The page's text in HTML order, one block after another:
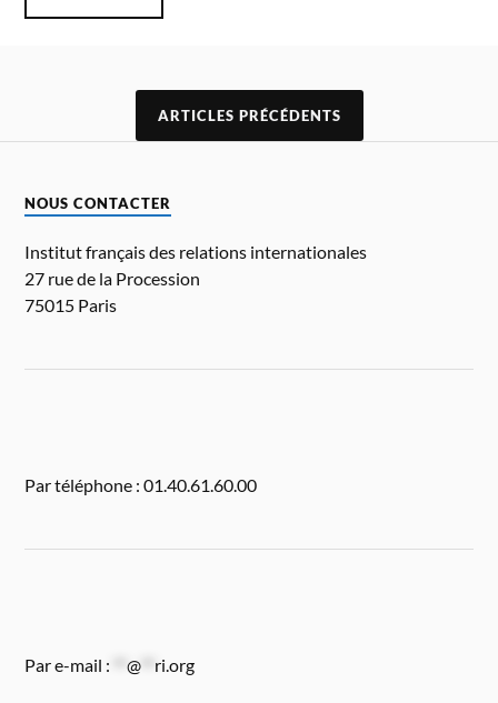
ARTICLES PRÉCÉDENTS
NOUS CONTACTER
Institut français des relations internationales
27 rue de la Procession
75015 Paris
Par téléphone : 01.40.61.60.00
Par e-mail : **@ ri.org